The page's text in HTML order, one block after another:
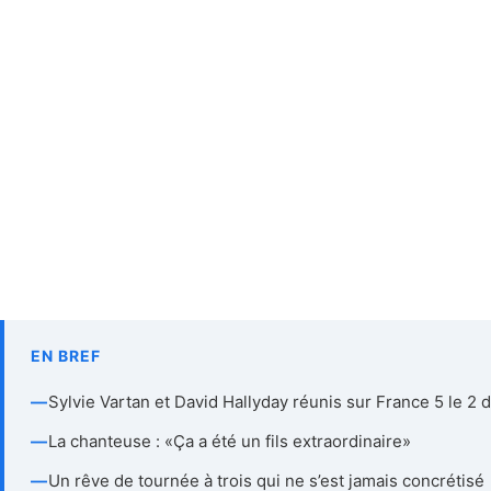
EN BREF
—Sylvie Vartan et David Hallyday réunis sur France 5 le 2
—La chanteuse : «Ça a été un fils extraordinaire»
—Un rêve de tournée à trois qui ne s’est jamais concrétisé